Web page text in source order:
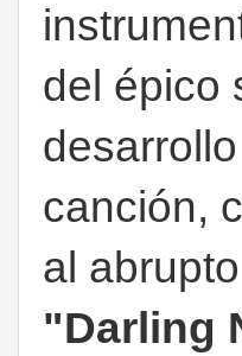
del épico
canción,
al
"Darling